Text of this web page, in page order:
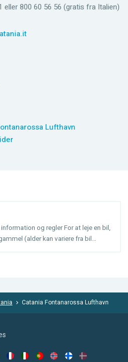
eller 800 60 56 56 (gratis fra Italien)
Lufthavn
og regler For at leje en bil,
(alder kan variere fra bil
Catania Fontanarossa Lufthavn